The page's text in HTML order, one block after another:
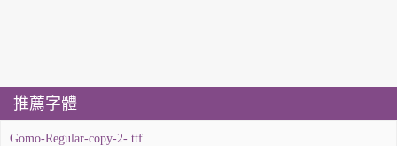
推薦字體
Gomo-Regular-copy-2-.ttf